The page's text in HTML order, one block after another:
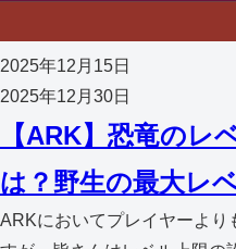
2025年12月15日
2025年12月30日
【ARK】恐竜のレ
は？野生の最大レ
ARKにおいてプレイヤーよ